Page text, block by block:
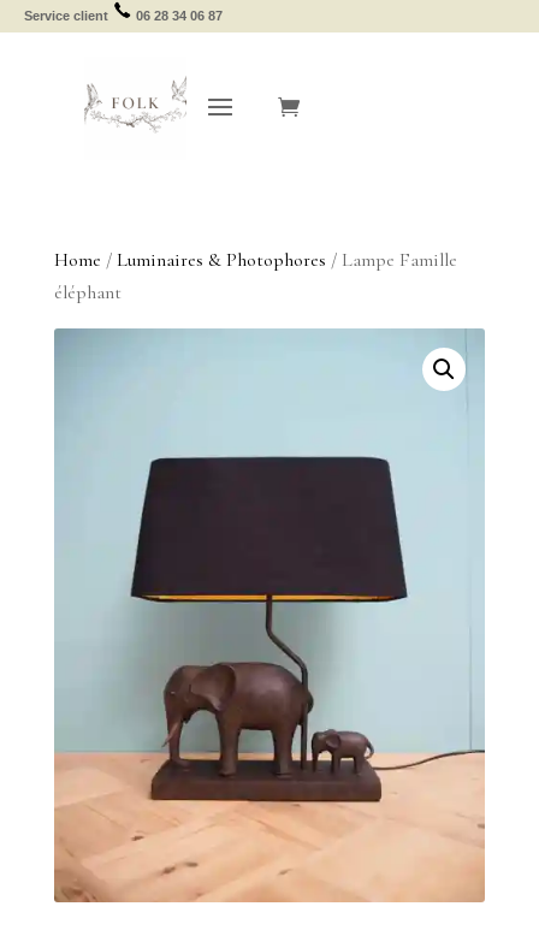
Service client 06 28 34 06 87
Home / Luminaires & Photophores / Lampe Famille
éléphant